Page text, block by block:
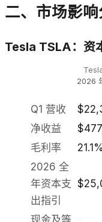
二、市场影
Tesla TSLA：资
2026
Q1 营收
净收益
毛利率
21.1%
2026 全
年资本支
出指引
现金及等